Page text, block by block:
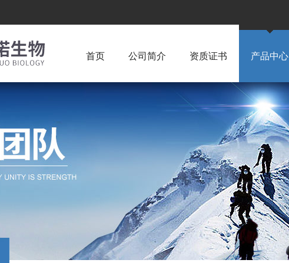
首页 公司简介 资质证书 产品中心